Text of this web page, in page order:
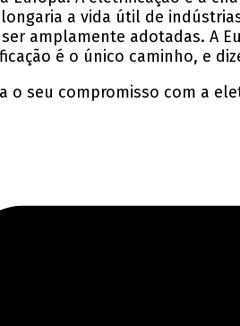
a vida útil de
amplamente adotadas. A
é o único caminho, e
o seu compromisso com a